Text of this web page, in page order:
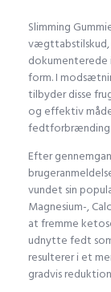
Slimming
vægttabstilskud,
dokumenterede
form. I
tilbyder disse
og effektiv
fedtforbrænding
Efter
vundet sin
Magnesium-,
at fremme
udnytte fedt
resulterer i et
gradvis